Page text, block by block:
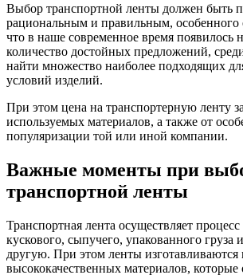
Выбор транспортной ленты должен быть
рациональным и правильным, особенного
что в наше современное время появилось
количество достойных предложений,
найти множество наиболее подходящих
условий изделий.
При этом цена на транспортерную ленту
используемых материалов, а также от
популяризации той или иной компании.
Важные моменты при
транспортной ленты
Транспортная лента осуществляет
кускового, сыпучего, упакованного груза
другую. При этом ленты изготавливаются
высококачественных материалов, которые